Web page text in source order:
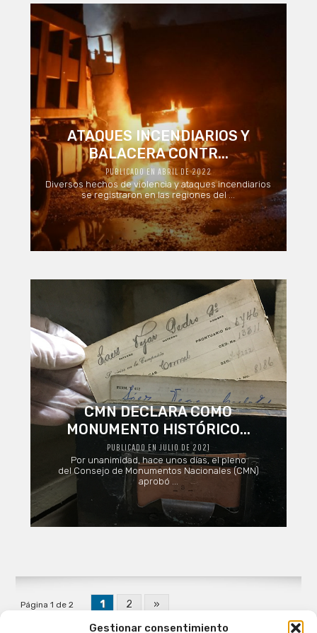
Gestionar consentimiento
ATAQUES INCENDIARIOS Y
BALACERA CONTR...
PUBLICADO EN ABRIL DE 2022
Diversos hechos de violencia y ataques incendiarios
se registraron en las regiones del ...
CMN DECLARA COMO
MONUMENTO HISTÓRICO...
PUBLICADO EN JULIO DE 2021
Por unanimidad, hace unos días, el pleno
del Consejo de Monumentos Nacionales (CMN)
aprobó ...
Página 1 de 2 1 2 »